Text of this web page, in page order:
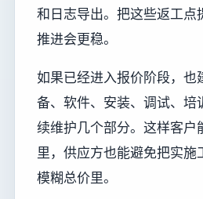
和日志导出。把这些返工点
推进会更稳。
如果已经进入报价阶段，也
备、软件、安装、调试、培
续维护几个部分。这样客户
里，供应方也能避免把实施
模糊总价里。